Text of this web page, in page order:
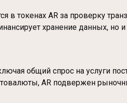
в токенах AR за проверку
хранение данных, но
общий спрос на услуги
AR подвержен